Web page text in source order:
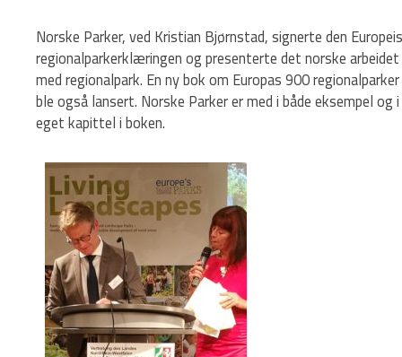
Norske Parker, ved Kristian Bjørnstad, signerte den
regionalparkerklæringen og presenterte det norske arbeidet
med regionalpark. En ny bok om Europas 900 regionalparker
ble også lansert. Norske Parker er med i både eksempel og i
eget kapittel i boken.